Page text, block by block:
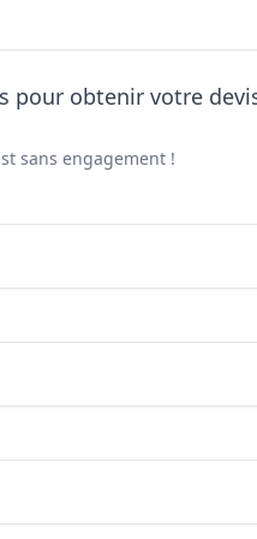
pour obtenir votre
sans engagement !